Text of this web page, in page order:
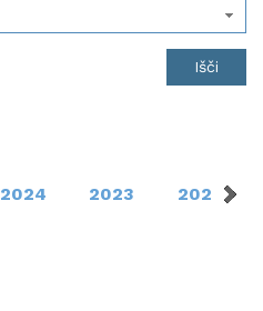
2024 2023 2020